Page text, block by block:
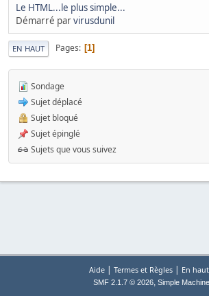
Le HTML...le plus simple...
Démarré parvirusdunil
EN HAUT Pages 1
Sondage
Sujet déplacé
Sujet bloqué
Sujet épinglé
Sujets que vous suivez
Aide| Termes et Règles| En
SMF 2.1.7 © 2026, Simple